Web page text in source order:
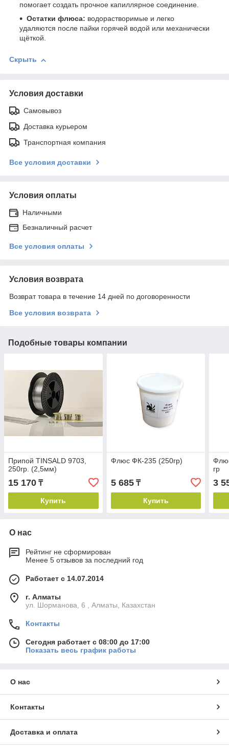
помогает создать прочное капиллярное соединение.
Остатки флюса: водорастворимые и легко
удаляются после пайки горячей водой или механически
щёткой.
Скрыть
Условия доставки
Самовывоз
Доставка курьером
Транспортная компания
Все условия доставки
Условия оплаты
Наличными
Безналичный расчет
Все условия оплаты
Условия возврата
Возврат товара в течение 14 дней по договоренности
Все условия возврата
Подобные товары компании
Припой TINSALD 9703,
250гр. (2,5мм)
15 170 ₸
Купить
Флюс ФК-235 (250гр)
5 685₸
Купить
гр
3
О нас
Рейтинг не сформирован
Менее 5 отзывов за последний год
Работает с 14.07.2014
г. Алматы
ул. Шорманова, 6 , Алматы, Казахстан
Контакты
Сегодня работает с 08:00 до 17:00
Показать весь график работы
О нас
Контакты
Доставка и оплата